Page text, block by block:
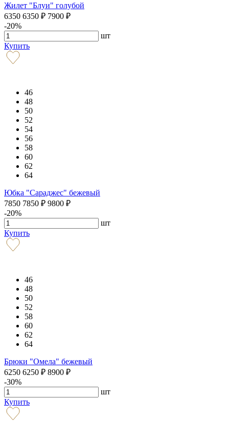
Жилет "Блуи" голубой
6350 6350 ₽ 7900 ₽
-20%
шт
Купить
46
48
50
52
54
56
58
60
62
64
Юбка "Сараджес" бежевый
7850 7850 ₽ 9800 ₽
-20%
шт
Купить
46
48
50
52
58
60
62
64
Брюки "Омела" бежевый
6250 6250 ₽ 8900 ₽
-30%
шт
Купить